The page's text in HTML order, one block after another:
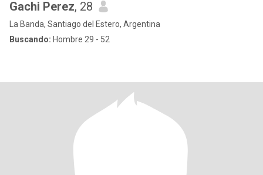
Gachi Perez, 28
La Banda, Santiago del Estero, Argentina
Buscando: Hombre 29 - 52